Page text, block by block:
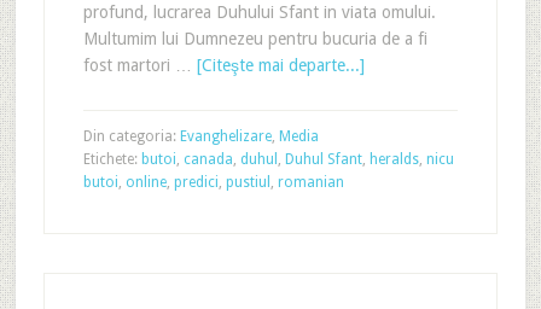
profund, lucrarea Duhului Sfant in viata omului.
Multumim lui Dumnezeu pentru bucuria de a fi
fost martori … [Citeşte mai departe...]
Din categoria: Evanghelizare, Media
Etichete: butoi, canada, duhul , Duhul Sfant, heralds, nicu
butoi, online, predici, pustiul , romanian